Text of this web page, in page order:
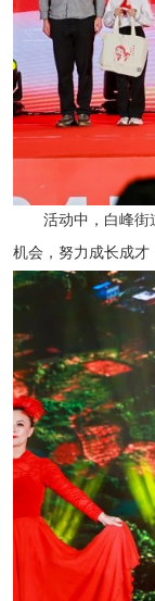
活动中，白峰街
机会，努力成长成才